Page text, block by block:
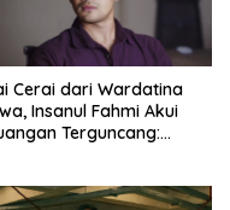
Cerai dari Wardatina
Insanul Fahmi Akui
Terguncang: